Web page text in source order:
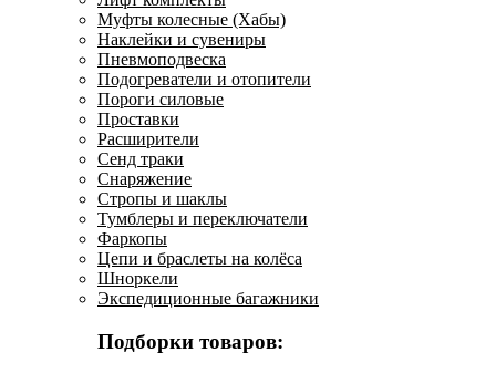
Муфты колесные (Хабы)
Наклейки и сувениры
Пневмоподвеска
Подогреватели и отопители
Пороги силовые
Проставки
Расширители
Сенд траки
Снаряжение
Стропы и шаклы
Тумблеры и переключатели
Фаркопы
Цепи и браслеты на колёса
Шноркели
Экспедиционные багажники
Подборки товаров: